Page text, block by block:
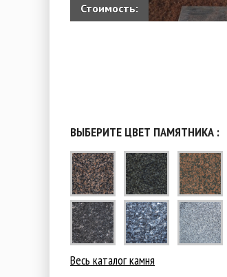
Стоимость:
ВЫБЕРИТЕ ЦВЕТ ПАМЯТНИКА :
Весь каталог камня